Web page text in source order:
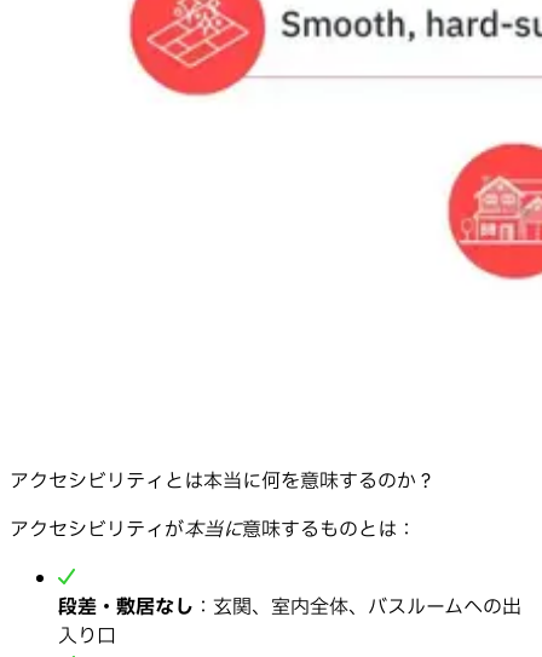
アクセシビリティとは本当に何を意味するのか？
アクセシビリティが本当に意味するものとは：
段差・敷居なし ：玄関、室内全体、バスルームへの出
入り口